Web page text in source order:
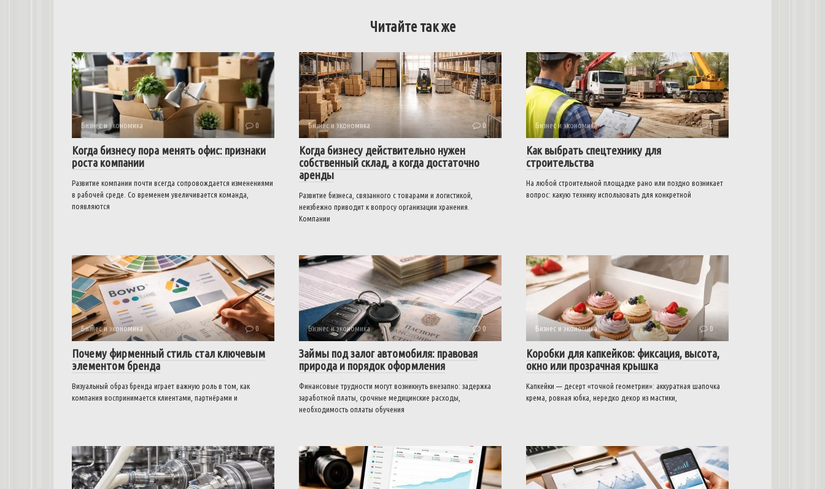
Читайте так же
Бизнес и экономика 0
Когда бизнесу пора менять офис: признаки
роста компании
Развитие компании почти всегда сопровождается изменениями
в рабочей среде. Со временем увеличивается команда,
появляются
Бизнес и экономика 0
Когда бизнесу действительно нужен
собственный склад, а когда достаточно
аренды
Развитие бизнеса, связанного с товарами и логистикой,
неизбежно приводит к вопросу организации хранения.
Компании
Бизнес и экономика 0
Как выбрать спецтехнику для
строительства
На любой строительной площадке рано или поздно возникает
вопрос: какую технику использовать для конкретной
Бизнес и экономика 0
Почему фирменный стиль стал ключевым
элементом бренда
Визуальный образ бренда играет важную роль в том, как
компания воспринимается клиентами, партнёрами и
Бизнес и экономика 0
Займы под залог автомобиля: правовая
природа и порядок оформления
Финансовые трудности могут возникнуть внезапно: задержка
заработной платы, срочные медицинские расходы,
необходимость оплаты обучения
Бизнес и экономика 0
Коробки для капкейков: фиксация, высота,
окно или прозрачная крышка
Капкейки — десерт «точной геометрии»: аккуратная шапочка
крема, ровная юбка, нередко декор из мастики,